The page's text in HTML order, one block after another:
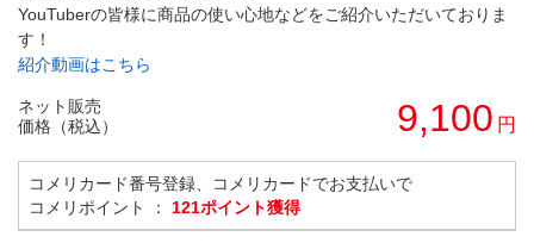
YouTuberの皆様に商品の使い心地などをご紹介いただいておりま
す！
紹介動画はこちら
ネット販売
価格（税込）
9,100 円
コメリカード番号登録、コメリカードでお支払いで
コメリポイント ： 121ポイント獲得